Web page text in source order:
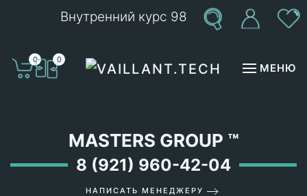
Внутренний курс 98
0 0
МЕНЮ
MASTERS GROUP ™
8 (921) 960-42-04
НАПИСАТЬ МЕНЕДЖЕРУ